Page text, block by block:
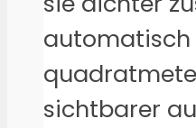
sichtbarer